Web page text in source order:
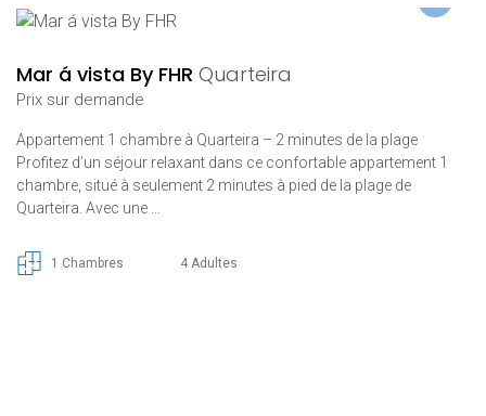
Mar á vista By FHR Quarteira
Prix ​​sur demande
Appartement 1 chambre à Quarteira – 2 minutes de la plage
Profitez d’un séjour relaxant dans ce confortable appartement 1
chambre, situé à seulement 2 minutes à pied de la plage de
Quarteira. Avec une …
1 Chambres 4 Adultes